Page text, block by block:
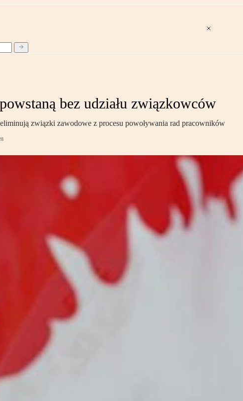
bez udziału związkowców
związki zawodowe z procesu powoływania rad pracowników